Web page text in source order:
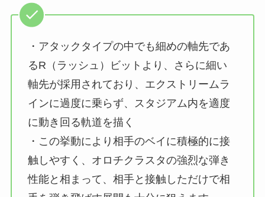
・アタックタイプの中でも細めの軸先であ
るR（ラッシュ）ビットより、さらに細い
軸先が採用されており、エクストリームラ
インに過度に乗らず、スタジアム内を適度
に動き回る軌道を描く
・この挙動により相手のベイに積極的に接
触しやすく、オロチクラスタの強烈な弾き
性能と相まって、相手と接触しただけで相